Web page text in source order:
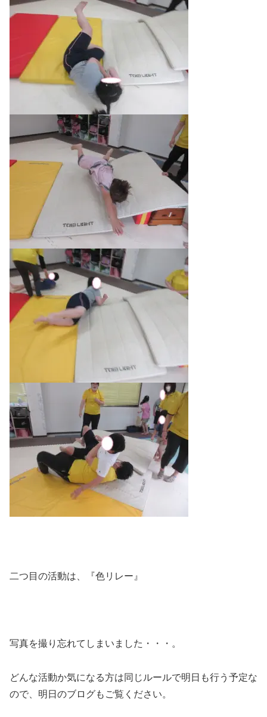
二つ目の活動は、『色リレー』
写真を撮り忘れてしまいました・・・。
どんな活動か気になる方は同じルールで明日も行う予定な
ので、明日のブログもご覧ください。